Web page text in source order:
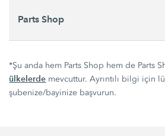
Parts Shop
*Şu anda hem Parts Shop hem de Parts
ülkelerde mevcuttur. Ayrıntılı bilgi için
şubenize/bayinize başvurun.